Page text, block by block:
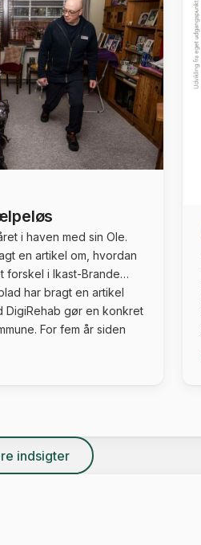
i haven med sin Ole.
en artikel om, hvordan
forskel i Ikast-Brande
har bragt en artikel
DigiRehab gør en konkret
For fem år siden
indsigter